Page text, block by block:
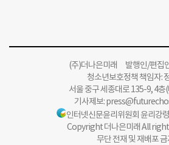
(주)더나은미래 발행인/편집
청소년보호정책 책임자:
서울 중구 세종대로 135-9, 4층
기사제보:
인터넷신문윤리위원회 윤리강
Copyright 더나은미래 All
무단 전재 및 재배포 금